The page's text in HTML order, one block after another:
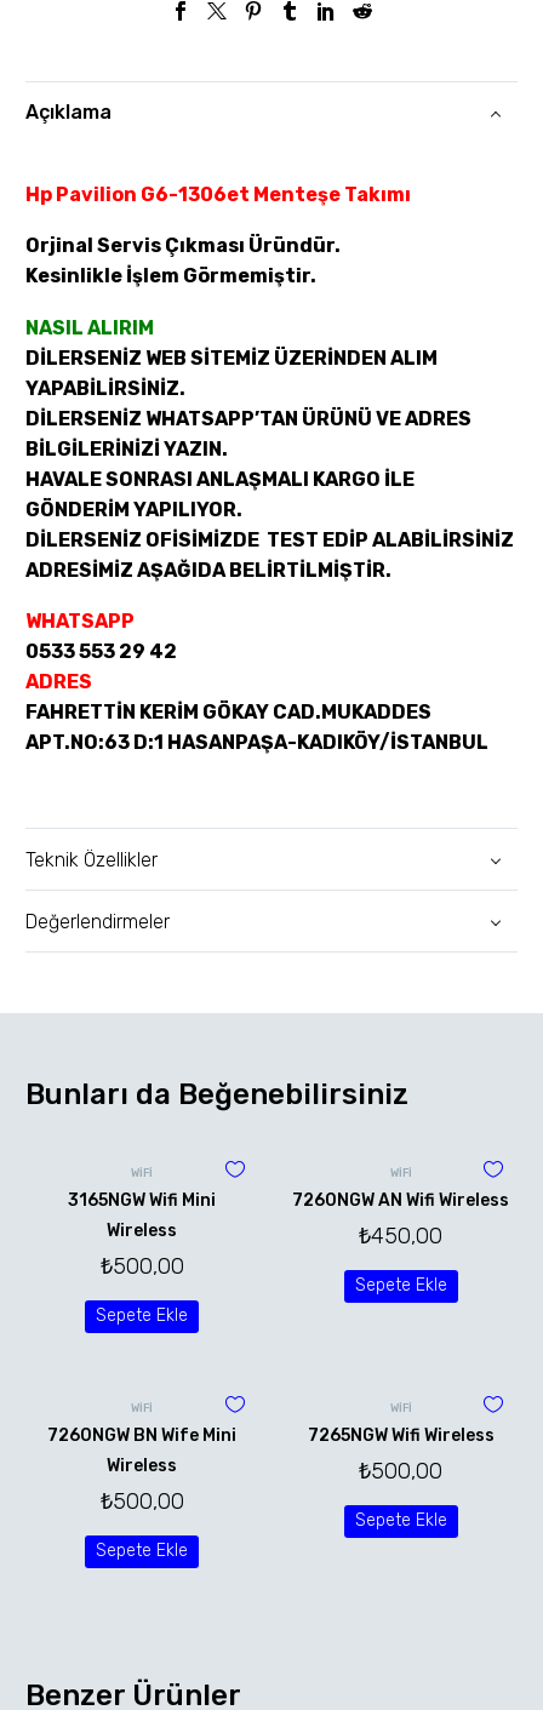
Açıklama
Hp Pavilion G6-1306et Menteşe Takımı
Orjinal Servis Çıkması Üründür.
Kesinlikle İşlem Görmemiştir.
NASIL ALIRIM
DİLERSENİZ WEB SİTEMİZ ÜZERİNDEN ALIM
YAPABİLİRSİNİZ.
DİLERSENİZ WHATSAPP’TAN ÜRÜNÜ VE ADRES
BİLGİLERİNİZİ YAZIN.
HAVALE SONRASI ANLAŞMALI KARGO İLE
GÖNDERİM YAPILIYOR.
DİLERSENİZ OFİSİMİZDE TEST EDİP ALABİLİRSİNİZ
ADRESİMİZ AŞAĞIDA BELİRTİLMİŞTİR.
WHATSAPP
0533 553 29 42
ADRES
FAHRETTİN KERİM GÖKAY CAD.MUKADDES
APT.NO:63 D:1 HASANPAŞA-KADIKÖY/İSTANBUL
Teknik Özellikler
Değerlendirmeler
Bunları da Beğenebilirsiniz
WİFİ
3165NGW Wifi Mini
Wireless
₺500,00
Sepete Ekle
WİFİ
7260NGW AN Wifi Wireless
₺450,00
Sepete Ekle
WİFİ
7260NGW BN Wife Mini
Wireless
₺500,00
Sepete Ekle
WİFİ
7265NGW Wifi Wireless
₺500,00
Sepete Ekle
Benzer Ürünler